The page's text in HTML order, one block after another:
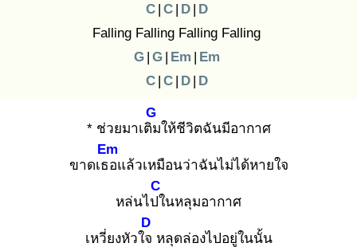
C | C | D | D
Falling Falling Falling Falling
G | G | Em | Em
C | C | D | D
* ช่วยมาเติม
G
ให้ชีวิตฉันมีอากาศ
ขาดเธอ
Em
แล้วเหมือนว่าฉันไม่ได้หายใจ
หล่นไปใ
C
นหลุมอากาศ
เหวี่ยงหัวใจ
D
หลุดล่องไปอยู่ในนั้น